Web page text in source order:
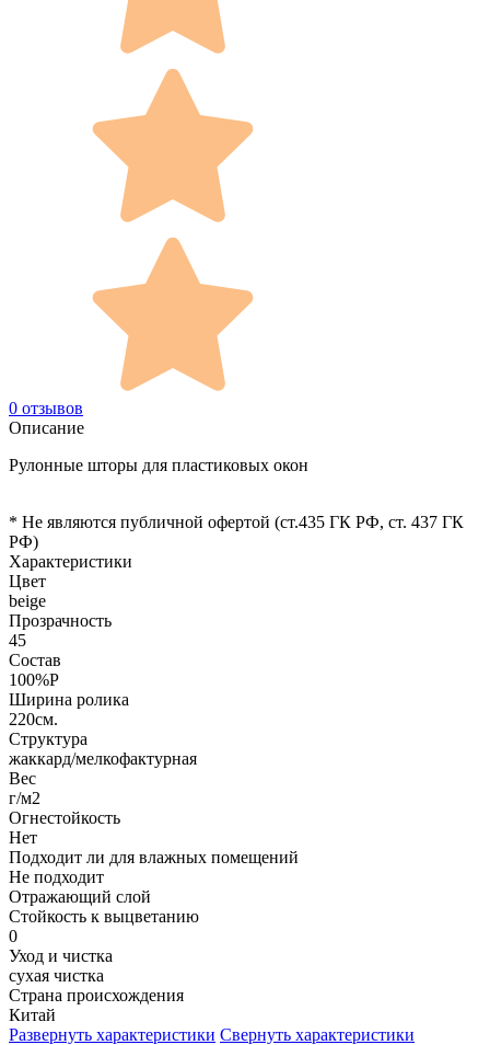
0 отзывов
Описание
Рулонные шторы для пластиковых окон
* Не являются публичной офертой (ст.435 ГК РФ, cт. 437 ГК
РФ)
Характеристики
Цвет
beige
Прозрачность
45
Состав
100%P
Ширина ролика
220см.
Структура
жаккард/мелкофактурная
Вес
г/м2
Огнестойкость
Нет
Подходит ли для влажных помещений
Не подходит
Отражающий слой
Стойкость к выцветанию
0
Уход и чистка
сухая чистка
Страна происхождения
Китай
Развернуть характеристики Свернуть характеристики